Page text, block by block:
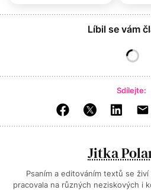
Líbil se vám
Sdílejte:
Jitka
Psaním a editováním textů se
pracovala na různých neziskových i